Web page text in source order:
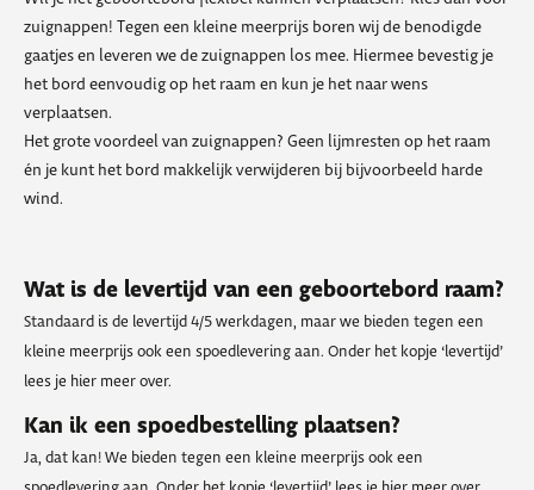
zuignappen! Tegen een kleine meerprijs boren wij de benodigde
gaatjes en leveren we de zuignappen los mee. Hiermee bevestig je
het bord eenvoudig op het raam en kun je het naar wens
verplaatsen.
Het grote voordeel van zuignappen? Geen lijmresten op het raam
én je kunt het bord makkelijk verwijderen bij bijvoorbeeld harde
wind.
Wat is de levertijd van een geboortebord raam?
Standaard is de levertijd 4/5 werkdagen, maar we bieden tegen een
kleine meerprijs ook een spoedlevering aan. Onder het kopje ‘levertijd’
lees je hier meer over.
Kan ik een spoedbestelling plaatsen?
Ja, dat kan! We bieden tegen een kleine meerprijs ook een